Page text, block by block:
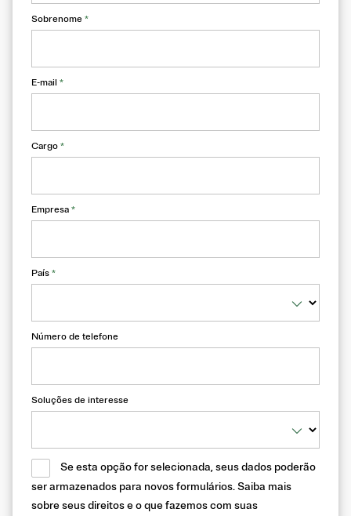
Sobrenome *
E-mail *
Cargo *
Empresa *
País *
Número de telefone
Soluções de interesse
Se esta opção for selecionada, seus dados poderão
ser armazenados para novos formulários. Saiba mais
sobre seus direitos e o que fazemos com suas